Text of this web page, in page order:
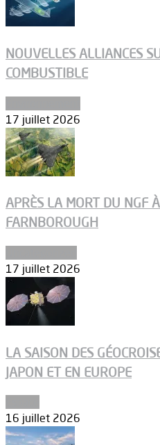
NOUVELLES ALLIANCES
COMBUSTIBLE
17 juillet 2026
APRÈS LA MORT DU NGF
FARNBOROUGH
17 juillet 2026
LA SAISON DES
JAPON ET EN EUROPE
16 juillet 2026